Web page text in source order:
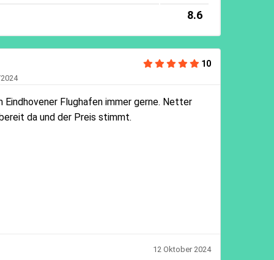
8.6
10
Eindhovener Flughafen immer gerne. Netter
da und der Preis stimmt.
12 Oktober 2024